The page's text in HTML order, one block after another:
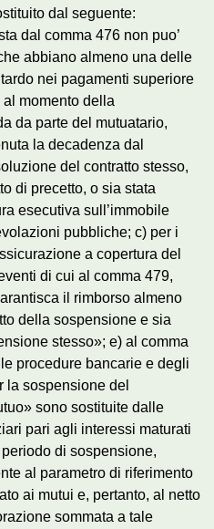
dal seguente:
dal comma 476 non puo’
abbiano almeno una delle
nei pagamenti superiore
momento della
da parte del mutuatario,
la decadenza dal
del contratto stesso,
di precetto, o sia stata
esecutiva sull’immobile
pubbliche; c) per i
a copertura del
di cui al comma 479,
il rimborso almeno
della sospensione e sia
stesso»; e) al comma
procedure bancarie e degli
la sospensione del
sono sostituite dalle
pari agli interessi maturati
di sospensione,
al parametro di riferimento
ai mutui e, pertanto, al netto
sommata a tale